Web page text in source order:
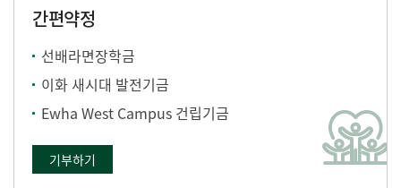
간편약정
선배라면장학금
이화 새시대 발전기금
Ewha West Campus 건립기금
기부하기